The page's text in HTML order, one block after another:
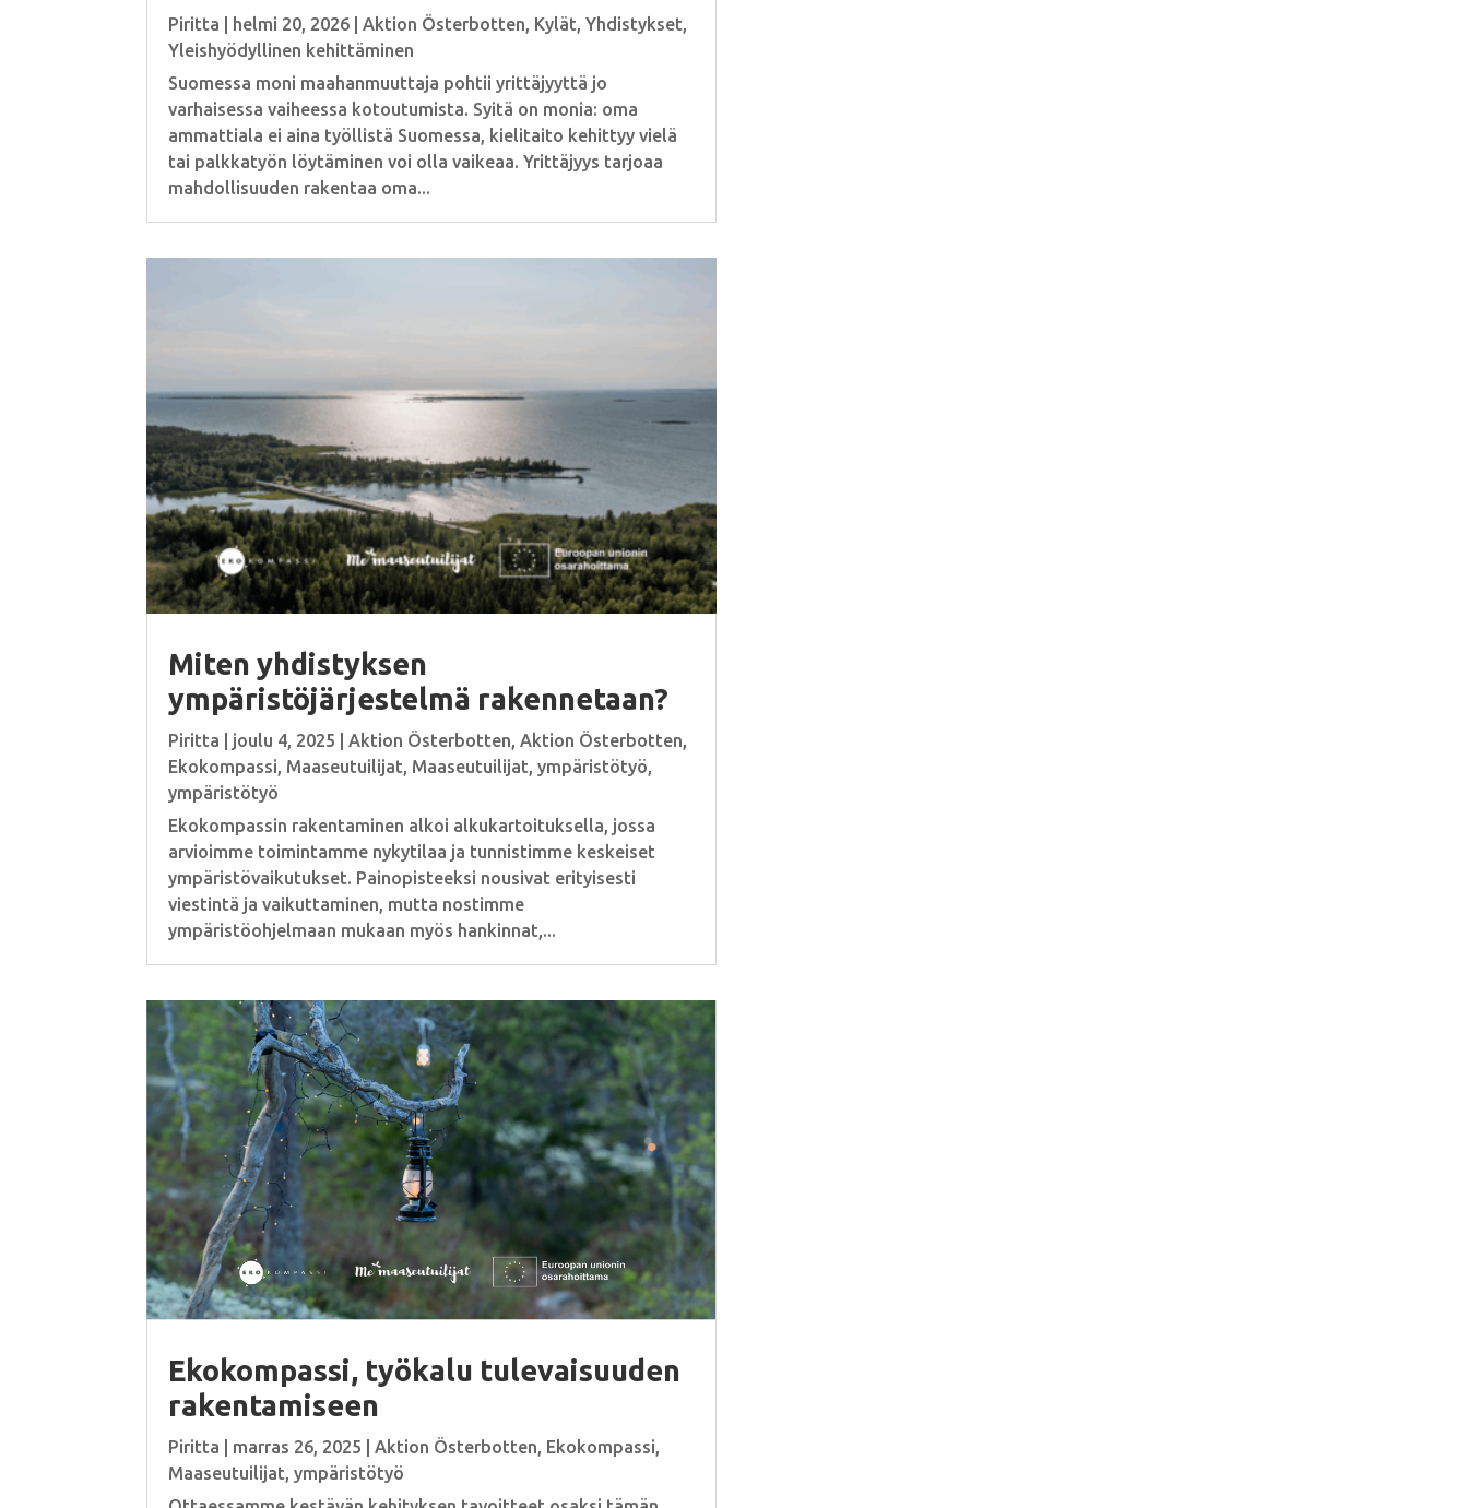
Piritta helmi 20, 2026 |Aktion Österbotten, Kylät,Yhdistykset,
Yleishyödyllinen kehittäminen
Suomessa moni maahanmuuttaja pohtii yrittäjyyttä jo
varhaisessa vaiheessa kotoutumista. Syitä on monia: oma
ammattiala ei aina työllistä Suomessa, kielitaito kehittyy vielä
tai palkkatyön löytäminen voi olla vaikeaa. Yrittäjyys tarjoaa
mahdollisuuden rakentaa oma...
Miten yhdistyksen
ympäristöjärjestelmä rakennetaan?
Piritta joulu 4, 2025 |Aktion Österbotten,Aktion Österbotten,
Ekokompassi, Maaseutuilijat, Maaseutuilijat,ympäristötyö,
ympäristötyö
Ekokompassin rakentaminen alkoi alkukartoituksella, jossa
arvioimme toimintamme nykytilaa ja tunnistimme keskeiset
ympäristövaikutukset. Painopisteeksi nousivat erityisesti
viestintä ja vaikuttaminen, mutta nostimme
ympäristöohjelmaan mukaan myös hankinnat,...
Ekokompassi, työkalu tulevaisuuden
rakentamiseen
Piritta marras 26, 2025 |Aktion Österbotten, Ekokompassi,
Maaseutuilijat,ympäristötyö